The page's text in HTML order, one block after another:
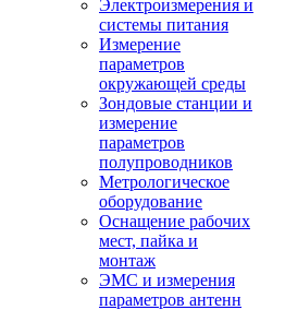
Электроизмерения и
системы питания
Измерение
параметров
окружающей среды
Зондовые станции и
измерение
параметров
полупроводников
Метрологическое
оборудование
Оснащение рабочих
мест, пайка и
монтаж
ЭМС и измерения
параметров антенн